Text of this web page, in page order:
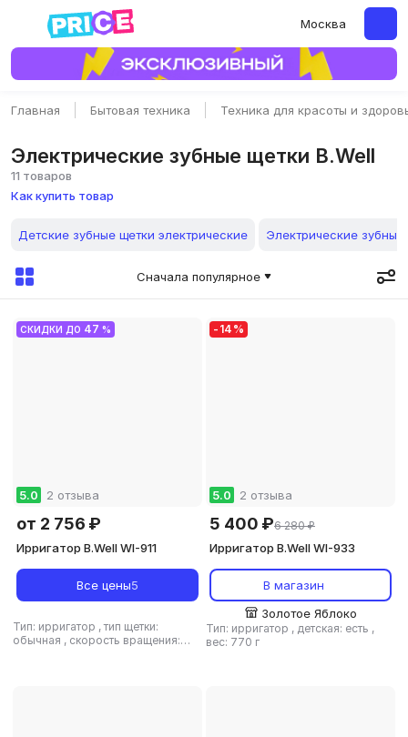
Москва
Главная Бытовая техника Техника для красоты и
Электрические зубные щетки B.Well
11 товаров
Как купить товар
Детские зубные щетки электрические Электрические
Сначала популярное
СКИДКИ ДО 47 %
5.0 2 отзыва
от 2 756 ₽
Ирригатор B.Well WI-911
Все цены5
Тип: ирригатор ,тип щетки:
обычная , скорость вращения:
- 14 %
5.0 2 отзыва
5 400 ₽6 280 ₽
Ирригатор B.Well WI-933
В магазин
Золотое Яблоко
Тип: ирригатор , детская: есть ,
вес: 770 г